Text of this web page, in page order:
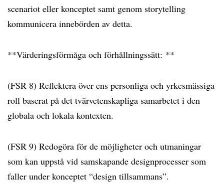
scenariot eller konceptet samt genom storytelling
kommunicera innebörden av detta.
**Värderingsförmåga och förhållningssätt: **
(FSR 8) Reflektera över ens personliga och yrkesmässiga
roll baserat på det tvärvetenskapliga samarbetet i den
globala och lokala kontexten.
(FSR 9) Redogöra för de möjligheter och utmaningar
som kan uppstå vid samskapande designprocesser som
faller under konceptet “design tillsammans”.